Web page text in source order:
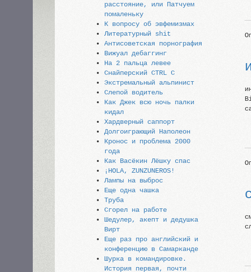
расстояние, или Патчуем
помаленьку
К вопросу об эвфемизмах
Литературный shit
Антисоветская порнография
Вижуал дебаггинг
На 2 пальца левее
Снайперский CTRL C
Экстремальный альпинист
Слепой водитель
Как Джек всю ночь палки
кидал
Хардверный саппорт
Долгоиграющий Наполеон
Кронос и проблема 2000
года
Как Васёкин Лёшку спас
¡HOLA, ZUNZUNEROS!
Лампы на выброс
Еще одна чашка
Труба
Сгорел на работе
Шедулер, акепт и дедушка
Вирт
Еще раз про английский и
конференцию в Самарканде
Шурка в командировке.
История первая, почти